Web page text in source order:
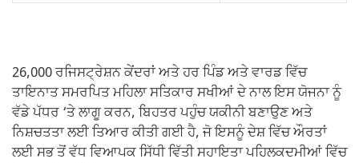
26,000 ਰਜਿਸਟ੍ਰੇਸ਼ਨ ਕੇਂਦਰਾਂ ਅਤੇ ਹਰ ਪਿੰਡ ਅਤੇ ਵਾਰਡ ਵਿੱਚ
ਤਾਇਨਾਤ ਸਮਰਪਿਤ ਮਹਿਲਾ ਸਤਿਕਾਰ ਸਖੀਆਂ ਦੇ ਨਾਲ ਇਸ ਯੋਜਨਾ ਨੂੰ
ਵੱਡੇ ਪੱਧਰ ‘ਤੇ ਲਾਗੂ ਕਰਨ, ਬਿਹਤਰ ਪਹੁੰਚ ਯਕੀਨੀ ਬਣਾਉਣ ਅਤੇ
ਨਿਸ਼ਚਤਤਾ ਲਈ ਤਿਆਰ ਕੀਤੀ ਗਈ ਹੈ, ਜੋ ਇਸਨੂੰ ਦੇਸ਼ ਵਿੱਚ ਔਰਤਾਂ
ਲਈ ਸਭ ਤੋਂ ਵੱਧ ਵਿਆਪਕ ਸਿੱਧੀ ਵਿੱਤੀ ਸਹਾਇਤਾ ਪਹਿਲਕਦਮੀਆਂ ਵਿੱਚ